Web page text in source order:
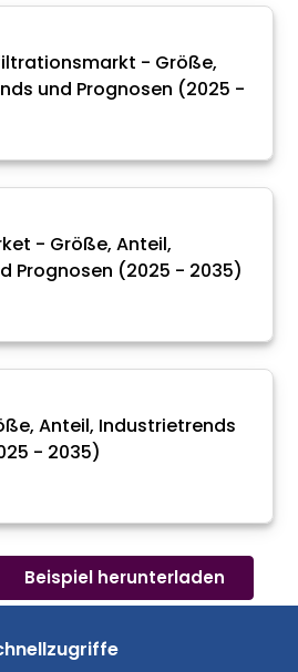
- Größe,
und Prognosen (2025 -
- Größe, Anteil,
Prognosen (2025 - 2035)
Anteil, Industrietrends
- 2035)
Beispiel herunterladen